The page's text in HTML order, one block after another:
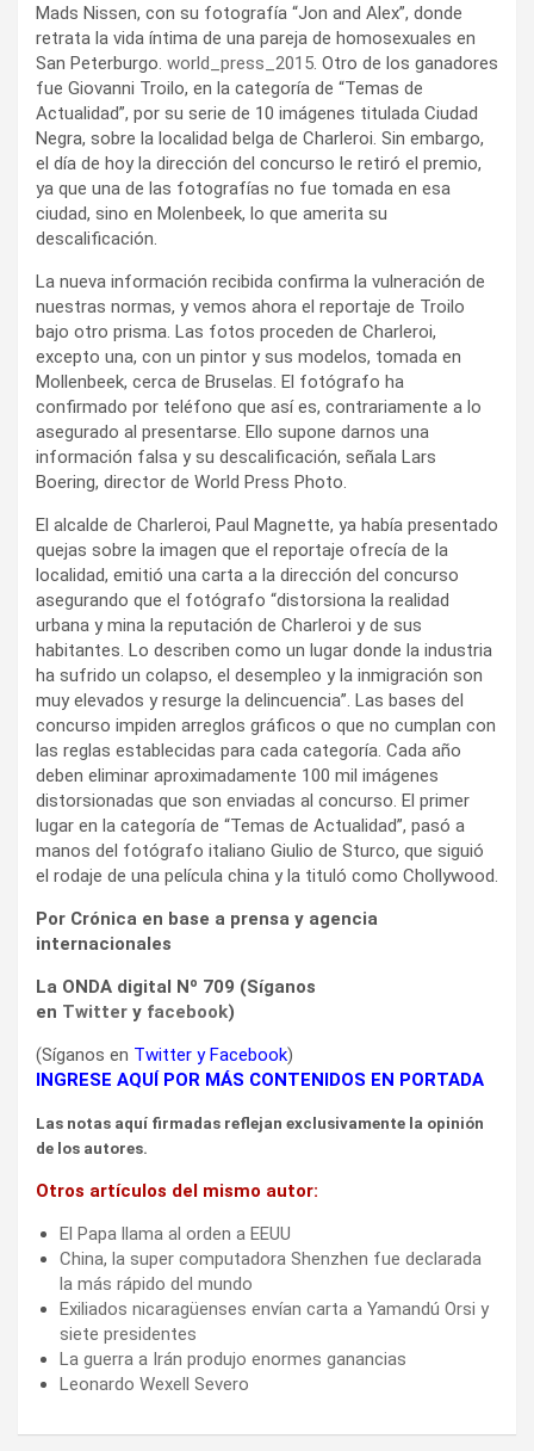
Mads Nissen, con su fotografía “Jon and Alex”, donde
retrata la vida íntima de una pareja de homosexuales en
San Peterburgo. world_press_2015. Otro de los ganadores
fue Giovanni Troilo, en la categoría de “Temas de
Actualidad”, por su serie de 10 imágenes titulada Ciudad
Negra, sobre la localidad belga de Charleroi. Sin embargo,
el día de hoy la dirección del concurso le retiró el premio,
ya que una de las fotografías no fue tomada en esa
ciudad, sino en Molenbeek, lo que amerita su
descalificación.
La nueva información recibida confirma la vulneración de
nuestras normas, y vemos ahora el reportaje de Troilo
bajo otro prisma. Las fotos proceden de Charleroi,
excepto una, con un pintor y sus modelos, tomada en
Mollenbeek, cerca de Bruselas. El fotógrafo ha
confirmado por teléfono que así es, contrariamente a lo
asegurado al presentarse. Ello supone darnos una
información falsa y su descalificación, señala Lars
Boering, director de World Press Photo.
El alcalde de Charleroi, Paul Magnette, ya había presentado
quejas sobre la imagen que el reportaje ofrecía de la
localidad, emitió una carta a la dirección del concurso
asegurando que el fotógrafo “distorsiona la realidad
urbana y mina la reputación de Charleroi y de sus
habitantes. Lo describen como un lugar donde la industria
ha sufrido un colapso, el desempleo y la inmigración son
muy elevados y resurge la delincuencia”. Las bases del
concurso impiden arreglos gráficos o que no cumplan con
las reglas establecidas para cada categoría. Cada año
deben eliminar aproximadamente 100 mil imágenes
distorsionadas que son enviadas al concurso. El primer
lugar en la categoría de “Temas de Actualidad”, pasó a
manos del fotógrafo italiano Giulio de Sturco, que siguió
el rodaje de una película china y la tituló como Chollywood.
Por Crónica en base a prensa y agencia
internacionales
La ONDA digital Nº 709 (Síganos
en Twitter y facebook)
(Síganos en Twitter yFacebook)
INGRESE AQUÍ POR MÁS CONTENIDOS EN PORTADA
Las notas aquí firmadas reflejan exclusivamente la opinión
de los autores.
Otros artículos del mismo autor:
El Papa llama al orden a EEUU
China, la super computadora Shenzhen fue declarada
la más rápido del mundo
Exiliados nicaragüenses envían carta a Yamandú Orsi y
siete presidentes
La guerra a Irán produjo enormes ganancias
Leonardo Wexell Severo